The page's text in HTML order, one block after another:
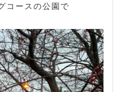
コースの公園で